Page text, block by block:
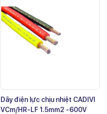
Dây điện lực chịu nhiệt CADIVI
VCm/HR-LF 1.5mm2 -600V